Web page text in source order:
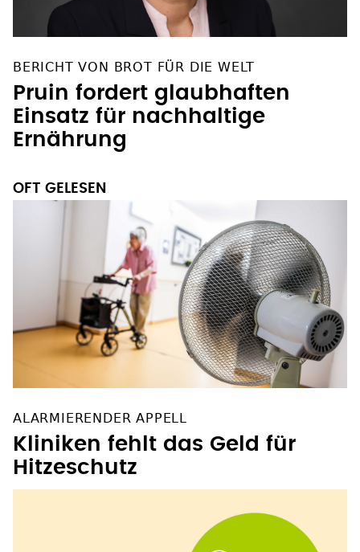
BERICHT VON BROT FÜR DIE WELT
Pruin fordert glaubhaften
Einsatz für nachhaltige
Ernährung
OFT GELESEN
ALARMIERENDER APPELL
Kliniken fehlt das Geld für
Hitzeschutz